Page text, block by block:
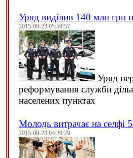
Уряд виділив 140 млн грн
2015-09-23 05:59:57
Уряд
реформування служби
населених пунктах
Молодь витрачає на селфі
2015-09-23 04:20:29